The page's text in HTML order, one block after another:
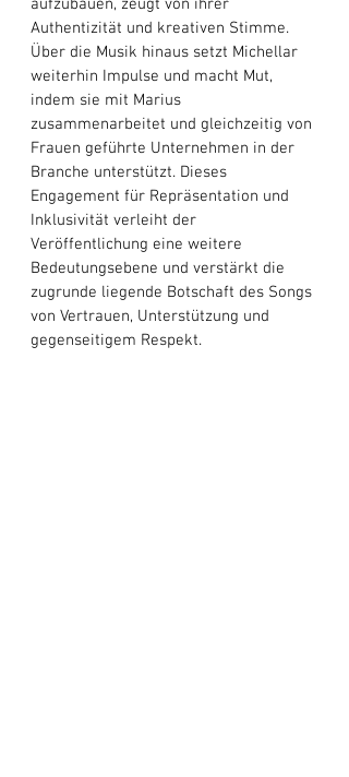
aufzubauen, zeugt von ihrer
Authentizität und kreativen Stimme.
Über die Musik hinaus setzt Michellar
weiterhin Impulse und macht Mut,
indem sie mit Marius
zusammenarbeitet und gleichzeitig von
Frauen geführte Unternehmen in der
Branche unterstützt. Dieses
Engagement für Repräsentation und
Inklusivität verleiht der
Veröffentlichung eine weitere
Bedeutungsebene und verstärkt die
zugrunde liegende Botschaft des Songs
von Vertrauen, Unterstützung und
gegenseitigem Respekt.